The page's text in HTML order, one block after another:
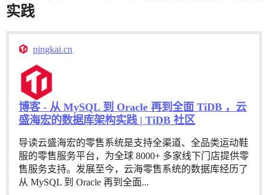
实践
pingkai.cn
博客 - 从 MySQL 到 Oracle 再到全面 TiDB ，云
盛海宏的数据库架构实践 | TiDB 社区
导读云盛海宏的零售系统是支持全渠道、全品类运动鞋
服的零售服务平台，为全球 8000+ 多家线下门店提供零
售服务支持。发展至今，云海零售系统的数据库经历了
从 MySQL 到 Oracle 再到全面...